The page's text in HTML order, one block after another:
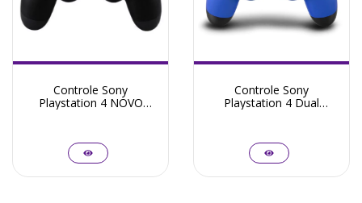
Controle Sony
Playstation 4 NOVO
Controle Sony
Playstation 4 Dual